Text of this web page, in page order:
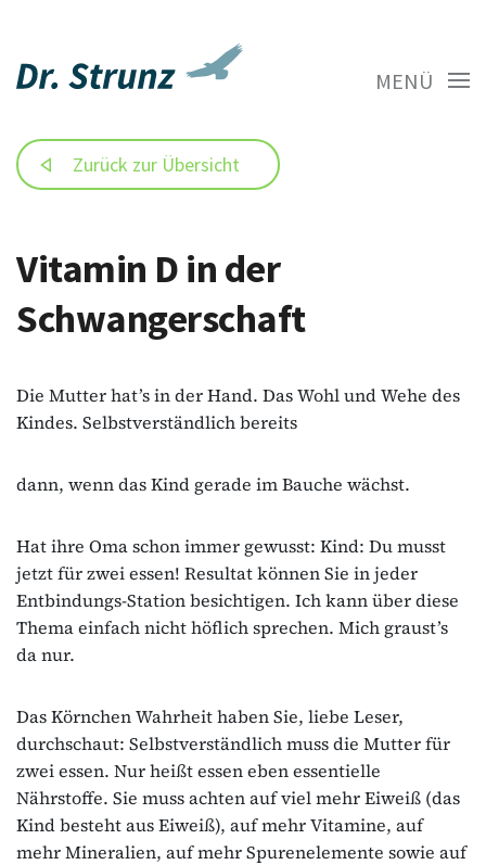
MENÜ
Zurück zur Übersicht
Vitamin D in der
Schwangerschaft
Die Mutter hat’s in der Hand. Das Wohl und Wehe des
Kindes. Selbstverständlich bereits
dann, wenn das Kind gerade im Bauche wächst.
Hat ihre Oma schon immer gewusst: Kind: Du musst
jetzt für zwei essen! Resultat können Sie in jeder
Entbindungs‐Station besichtigen. Ich kann über diese
Thema einfach nicht höflich sprechen. Mich graust’s
da nur.
Das Körnchen Wahrheit haben Sie, liebe Leser,
durchschaut: Selbstverständlich muss die Mutter für
zwei essen. Nur heißt essen eben essentielle
Nährstoffe. Sie muss achten auf viel mehr Eiweiß (das
Kind besteht aus Eiweiß), auf mehr Vitamine, auf
mehr Mineralien, auf mehr Spurenelemente sowie auf